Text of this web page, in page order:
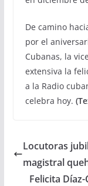
De camino
por el
Cubanas, la
extensiva la
a la Radio
celebra hoy.
Locutoras
magistral
Felicita